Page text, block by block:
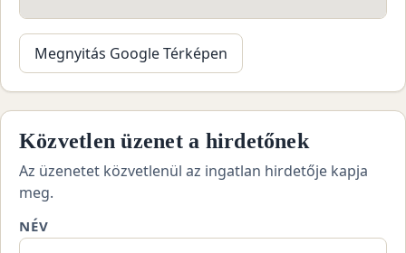
Megnyitás Google Térképen
Közvetlen üzenet a hirdetőnek
Az üzenetet közvetlenül az ingatlan hirdetője kapja
meg.
NÉV